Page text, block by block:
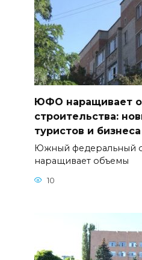
ЮФО наращивает
строительства:
туристов и бизнеса
Южный федеральный
наращивает объемы
10